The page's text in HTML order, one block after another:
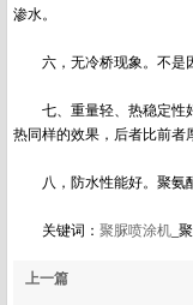
渗水。
六，无冷桥现象。不是因
七、重量轻、热稳定性好
热同样的效果，后者比前者
八，防水性能好。聚氨
关键词： 聚脲喷涂机 _
上一篇